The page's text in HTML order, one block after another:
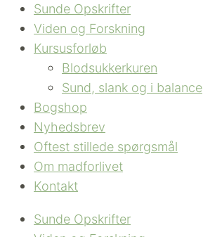
Sunde Opskrifter
Viden og Forskning
Kursusforløb
Blodsukkerkuren
Sund, slank og i balance
Bogshop
Nyhedsbrev
Oftest stillede spørgsmål
Om madforlivet
Kontakt
Sunde Opskrifter